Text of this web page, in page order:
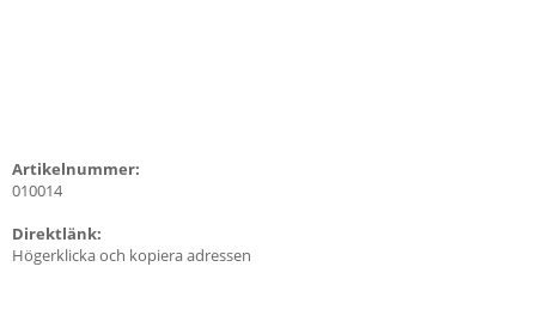
Artikelnummer:
010014
Direktlänk:
Högerklicka och kopiera adressen